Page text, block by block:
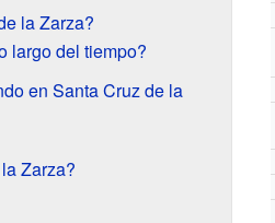
la Zarza?
largo del tiempo?
en Santa Cruz de la
Zarza?